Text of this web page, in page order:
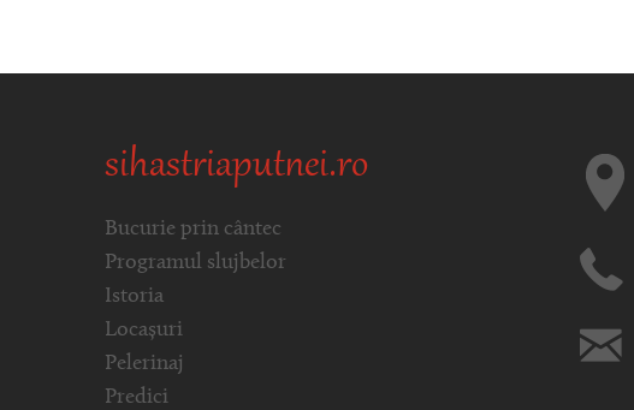
sihastriaputnei.ro
Bucurie prin cântec
Programul slujbelor
Istoria
Locașuri
Pelerinaj
Predici